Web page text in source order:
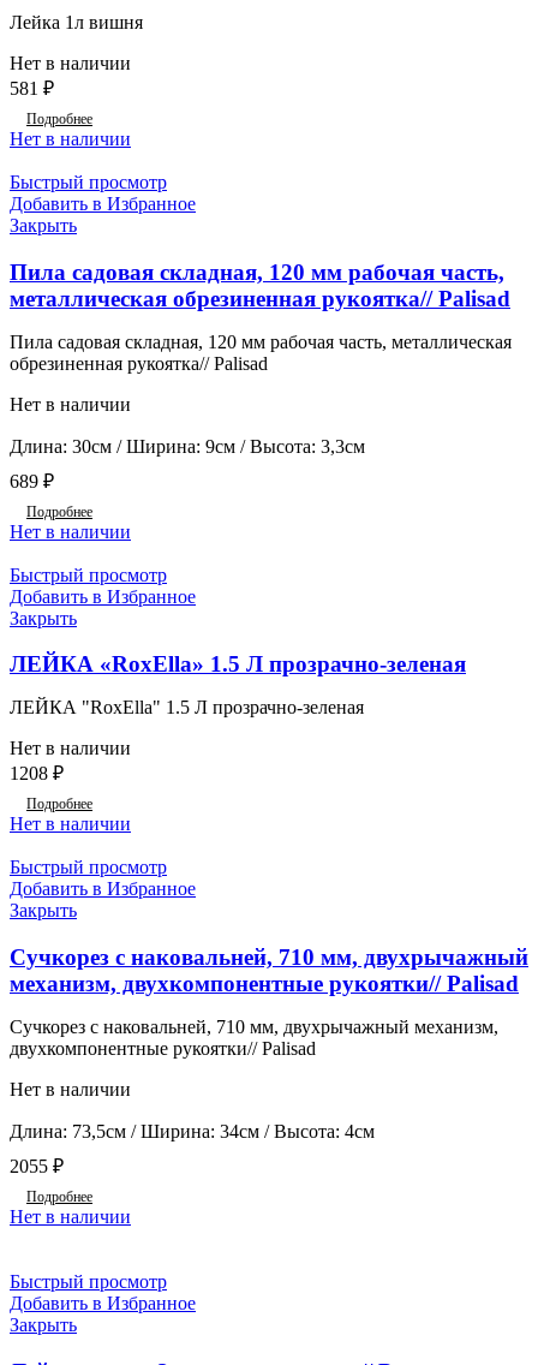
Лейка 1л вишня
Нет в наличии
581 ₽
Подробнее
Нет в наличии
Быстрый просмотр
Добавить в Избранное
Закрыть
Пила садовая складная, 120 мм рабочая часть,
металлическая обрезиненная рукоятка// Palisad
Пила садовая складная, 120 мм рабочая часть, металлическая
обрезиненная рукоятка// Palisad
Нет в наличии
Длина: 30см / Ширина: 9см / Высота: 3,3см
689 ₽
Подробнее
Нет в наличии
Быстрый просмотр
Добавить в Избранное
Закрыть
ЛЕЙКА «RoxElla» 1.5 Л прозрачно-зеленая
ЛЕЙКА "RoxElla" 1.5 Л прозрачно-зеленая
Нет в наличии
1208 ₽
Подробнее
Нет в наличии
Быстрый просмотр
Добавить в Избранное
Закрыть
Сучкорез с наковальней, 710 мм, двухрычажный
механизм, двухкомпонентные рукоятки// Palisad
Сучкорез с наковальней, 710 мм, двухрычажный механизм,
двухкомпонентные рукоятки// Palisad
Нет в наличии
Длина: 73,5см / Ширина: 34см / Высота: 4см
2055 ₽
Подробнее
Нет в наличии
Быстрый просмотр
Добавить в Избранное
Закрыть